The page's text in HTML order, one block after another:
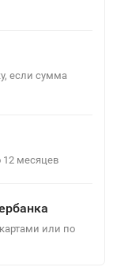
если сумма
12 месяцев
или по